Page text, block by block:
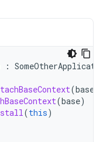
:
(base
(base)
(this)